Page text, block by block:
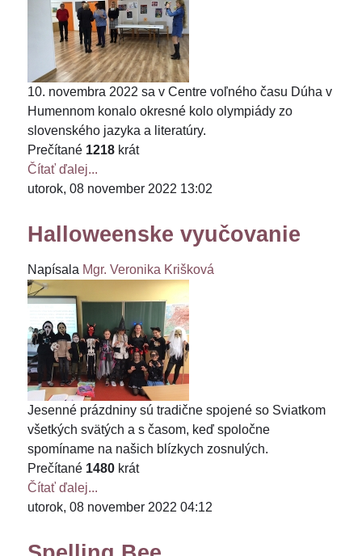
10. novembra 2022 sa v Centre voľného času Dúha v
Humennom konalo okresné kolo olympiády zo
slovenského jazyka a literatúry.
Prečítané 1218 krát
Čítať ďalej...
utorok, 08 november 2022 13:02
Halloweenske vyučovanie
Napísala Mgr. Veronika Krišková
Jesenné prázdniny sú tradične spojené so Sviatkom
všetkých svätých a s časom, keď spoločne
spomíname na našich blízkych zosnulých.
Prečítané 1480 krát
Čítať ďalej...
utorok, 08 november 2022 04:12